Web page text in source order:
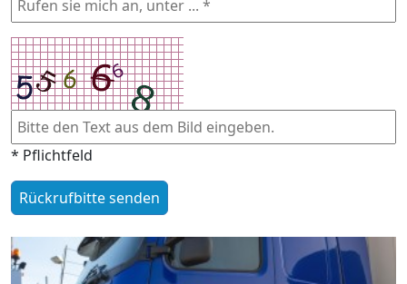
* Pflichtfeld